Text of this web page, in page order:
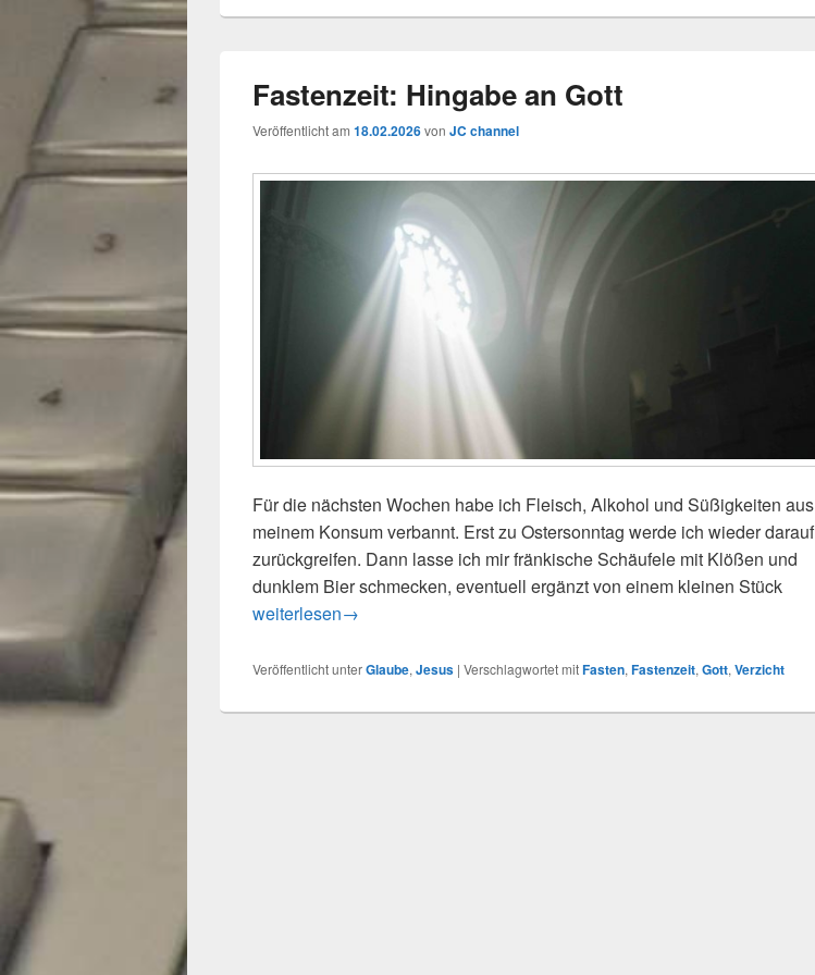
Fastenzeit: Hingabe an Gott
Veröffentlicht am 18.02.2026von JC channel
Für die nächsten Wochen habe ich Fleisch, Alkohol und Süßigkeiten aus
meinem Konsum verbannt. Erst zu Ostersonntag werde ich wieder darauf
zurückgreifen. Dann lasse ich mir fränkische Schäufele mit Klößen und
dunklem Bier schmecken, eventuell ergänzt von einem kleinen Stück
Fastenzeit: Hingabe an Gott
weiterlesen→
Veröffentlicht unterGlaube, Jesus | Verschlagwortet mitFasten, Fastenzeit, Gott, Verzicht